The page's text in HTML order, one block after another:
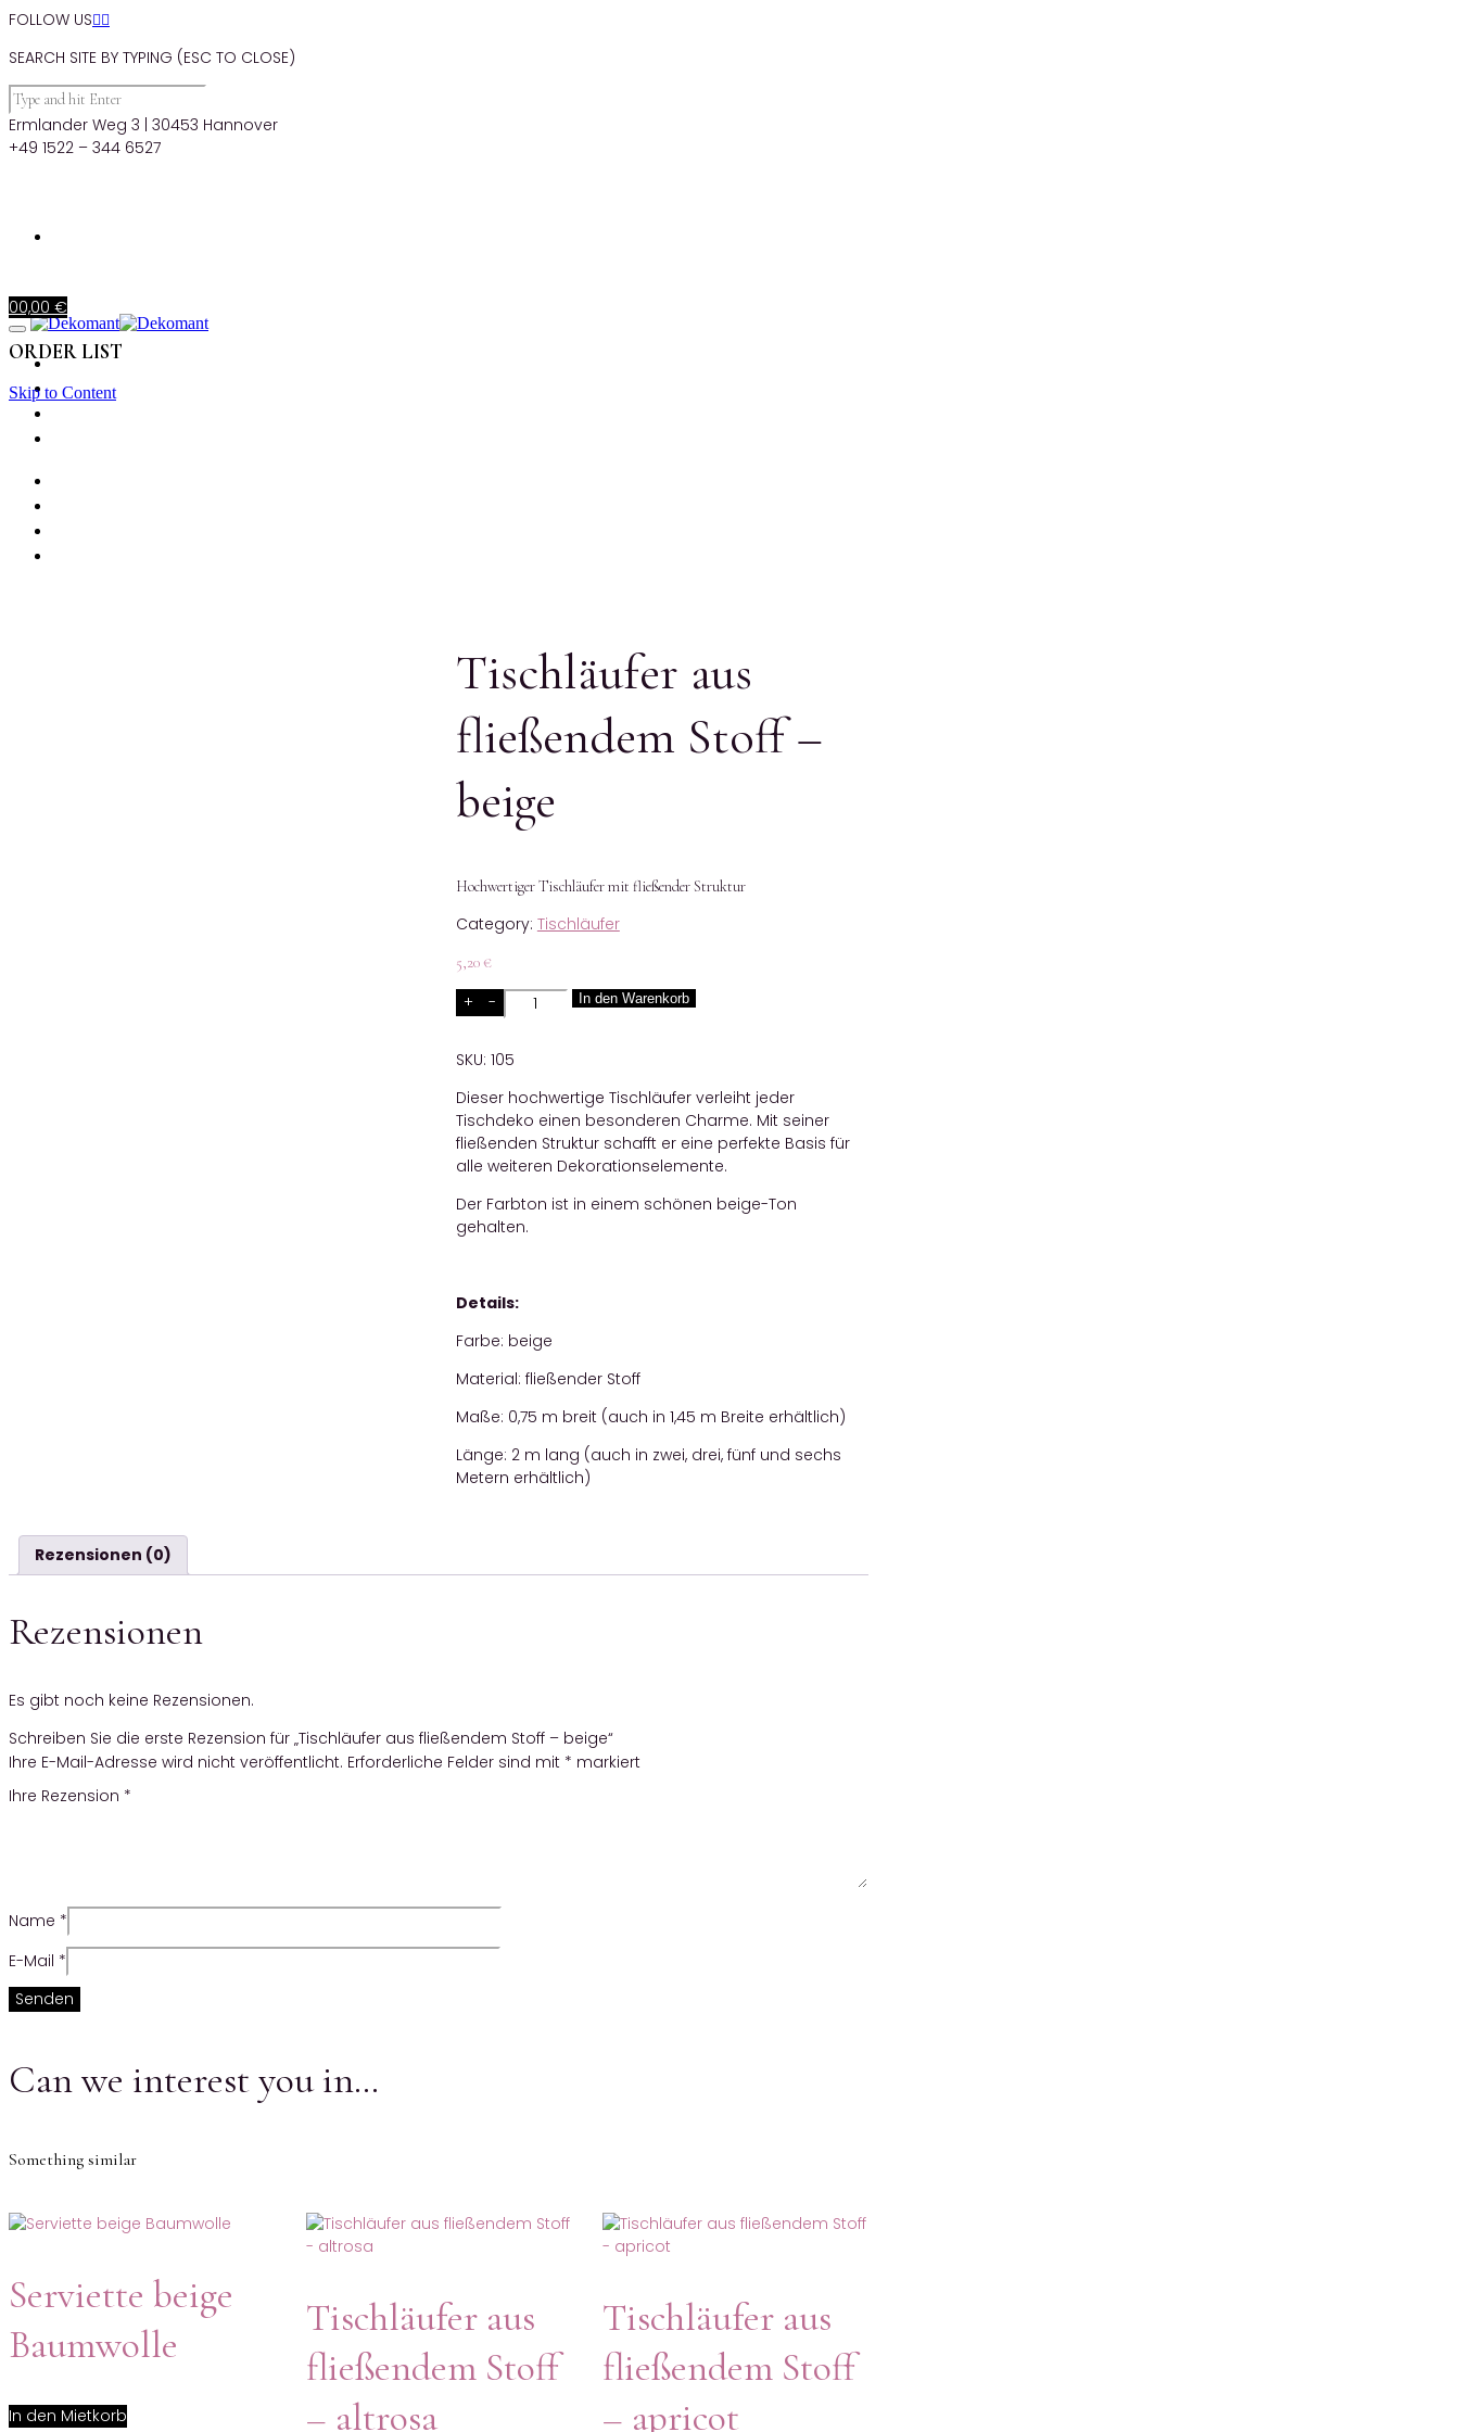
FOLLOW US
SEARCH SITE BY TYPING (ESC TO CLOSE)
Ermlander Weg 3 | 30453 Hannover
+49 1522 – 344 6527
STARTSEITE
PRODUKTE
00,00 €
ORDER LIST
Skip to Content
Tischläufer aus
fließendem Stoff –
beige
Hochwertiger Tischläufer mit fließender Struktur
Category: Tischläufer
5,20 €
Quantity In den Warenkorb
SKU: 105
Dieser hochwertige Tischläufer verleiht jeder
Tischdeko einen besonderen Charme. Mit seiner
fließenden Struktur schafft er eine perfekte Basis für
alle weiteren Dekorationselemente.
Der Farbton ist in einem schönen beige-Ton
gehalten.
Details:
Farbe: beige
Material: fließender Stoff
Maße: 0,75 m breit (auch in 1,45 m Breite erhältlich)
Länge: 2 m lang (auch in zwei, drei, fünf und sechs
Metern erhältlich)
Rezensionen (0)
Rezensionen
Es gibt noch keine Rezensionen.
Schreiben Sie die erste Rezension für „Tischläufer aus fließendem Stoff – beige“
Ihre E-Mail-Adresse wird nicht veröffentlicht. Erforderliche Felder sind mit * markiert
Ihre Rezension *
Name *
E-Mail *
Can we interest you in…
Something similar
Serviette beige
Baumwolle
In den Mietkorb
Tischläufer aus
fließendem Stoff
– altrosa
Tischläufer aus
fließendem Stoff
– apricot